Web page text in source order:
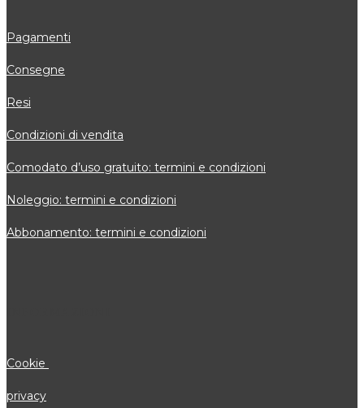
Pagamenti
Consegne
Resi
Condizioni di vendita
Comodato d’uso gratuito: termini e condizioni
Noleggio: termini e condizioni
Abbonamento: termini e condizioni
Cookie
privacy